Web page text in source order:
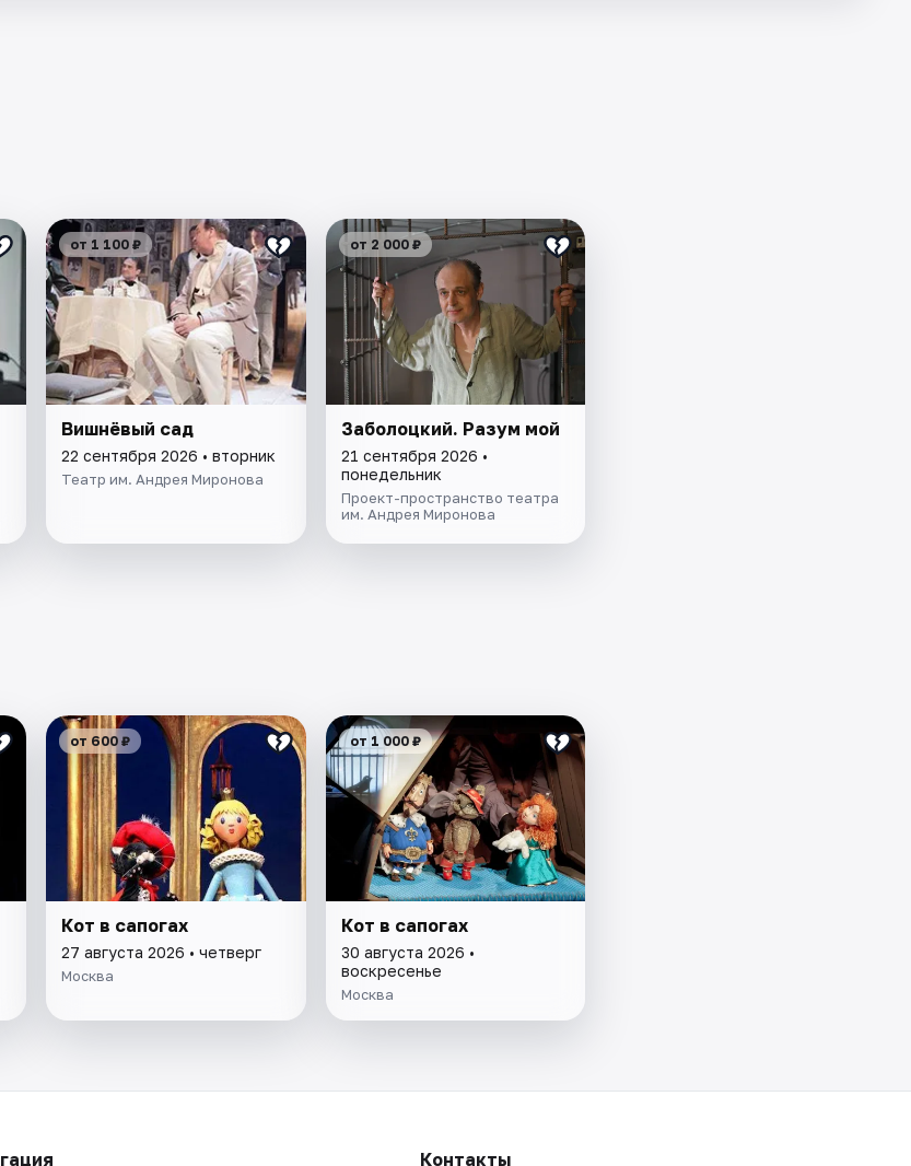
от 1 100 ₽
Вишнёвый сад
22 сентября 2026 • вторник
Театр им. Андрея Миронова
от 2 000 ₽
Заболоцкий. Разум мой
21 сентября 2026 •
понедельник
Проект-пространство театра
им. Андрея Миронова
от 600 ₽
Кот в сапогах
27 августа 2026 • четверг
Москва
от 1 000 ₽
Кот в сапогах
30 августа 2026 •
воскресенье
Москва
Контакты